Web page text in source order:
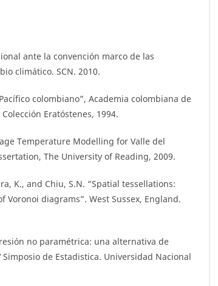
ante la convención marco de las
climático. SCN. 2010.
colombiano”, Academia colombiana de
Eratóstenes, 1994.
Temperature Modelling for Valle del
The University of Reading, 2009.
K., and Chiu, S.N. “Spatial tessellations:
Voronoi diagrams”. West Sussex, England.
no paramétrica: una alternativa de
Simposio de Estadistica. Universidad Nacional